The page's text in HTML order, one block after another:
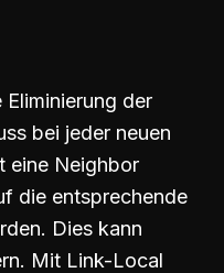
der
bei jeder neuen
eine Neighbor
die entsprechende
Dies kann
Mit Link-Local